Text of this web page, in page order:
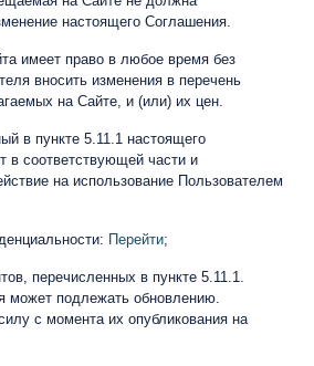
настоящего Соглашения.
имеет право в любое время без
вносить изменения в перечень
на Сайте, и (или) их цен.
в пункте 5.11.1 настоящего
в соответствующей части и
на использование Пользователем
Перейти;
перечисленных в пункте 5.11.1.
может подлежать обновлению.
с момента их опубликования на